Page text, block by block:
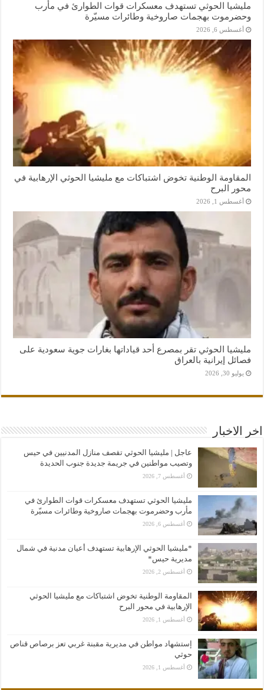
مليشيا الحوثي تستهدف معسكرات قوات الطوارئ في مأرب
وحضرموت بهجمات صاروخية وطائرات مسيّرة
أغسطس 6, 2026
المقاومة الوطنية تخوض اشتباكات مع مليشيا الحوثي الإرهابية في
محور البرح
أغسطس 1, 2026
مليشيا الحوثي تقر بمصرع أحد قياداتها بغارات جوية سعودية على
فصائل إيرانية بالعراق
يوليو 30, 2026
اخر الاخبار
عاجل | مليشيا الحوثي تقصف منازل المدنيين في حيس
وتصيب مواطنين في جريمة جديدة جنوب الحديدة
أغسطس 7, 2026
مليشيا الحوثي تستهدف معسكرات قوات الطوارئ في
مأرب وحضرموت بهجمات صاروخية وطائرات مسيّرة
أغسطس 6, 2026
*مليشيا الحوثي الإرهابية تستهدف أعيان مدنية في شمال
مديرية حيس*
أغسطس 2, 2026
المقاومة الوطنية تخوض اشتباكات مع مليشيا الحوثي
الإرهابية في محور البرح
أغسطس 1, 2026
إستشهاد مواطن في مديرية مقبنة غربي تعز برصاص قناص
حوثي
أغسطس 1, 2026